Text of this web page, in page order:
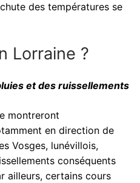
des températures se
Lorraine ?
et des ruissellements
montreront
en direction de
Vosges, lunévillois,
conséquents
ailleurs, certains cours